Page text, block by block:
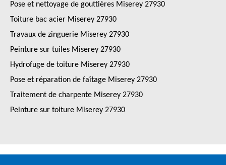
Pose et nettoyage de gouttières Miserey 27930
Toiture bac acier Miserey 27930
Travaux de zinguerie Miserey 27930
Peinture sur tuiles Miserey 27930
Hydrofuge de toiture Miserey 27930
Pose et réparation de faîtage Miserey 27930
Traitement de charpente Miserey 27930
Peinture sur toiture Miserey 27930